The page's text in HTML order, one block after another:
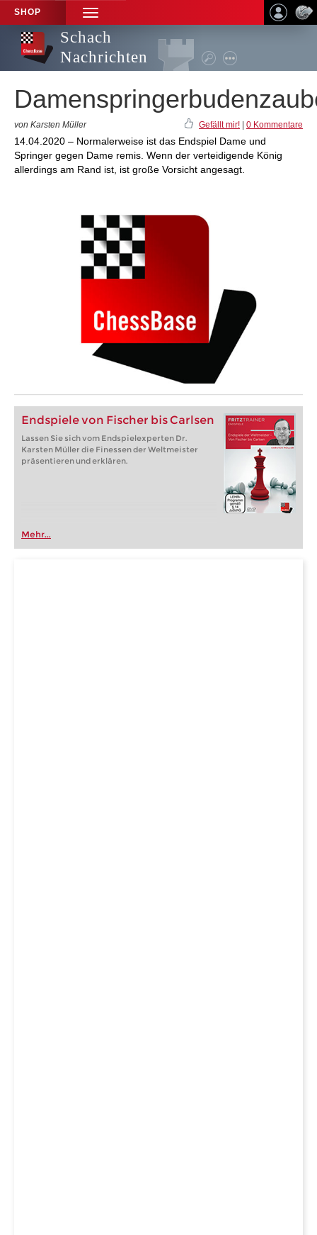
SHOP
TOGGLE
NAVIGATION
Schach
Nachrichten
von Karsten Müller Gefällt mir! 0 Kommentare
14.04.2020 – Normalerweise ist das Endspiel Dame und
Springer gegen Dame remis. Wenn der verteidigende König
allerdings am Rand ist, ist große Vorsicht angesagt.
Endspiele von Fischer bis Carlsen
Lassen Sie sich vom Endspielexperten Dr.
Karsten Müller die Finessen der Weltmeister
präsentieren und erklären.
Mehr...